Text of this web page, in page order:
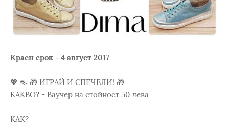
Краен срок - 4 август 2017
💖 👠 🎁 ИГРАЙ И СПЕЧЕЛИ! 🎁
КАКВО? - Ваучер на стойност 50 лева
КАК?